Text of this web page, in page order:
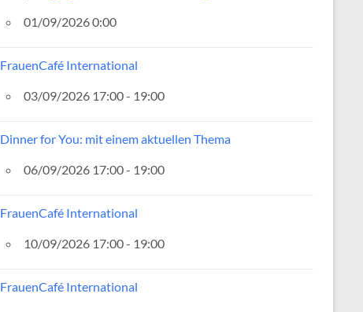
01/09/2026 0:00
FrauenCafé International
03/09/2026 17:00 - 19:00
Dinner for You: mit einem aktuellen Thema
06/09/2026 17:00 - 19:00
FrauenCafé International
10/09/2026 17:00 - 19:00
FrauenCafé International